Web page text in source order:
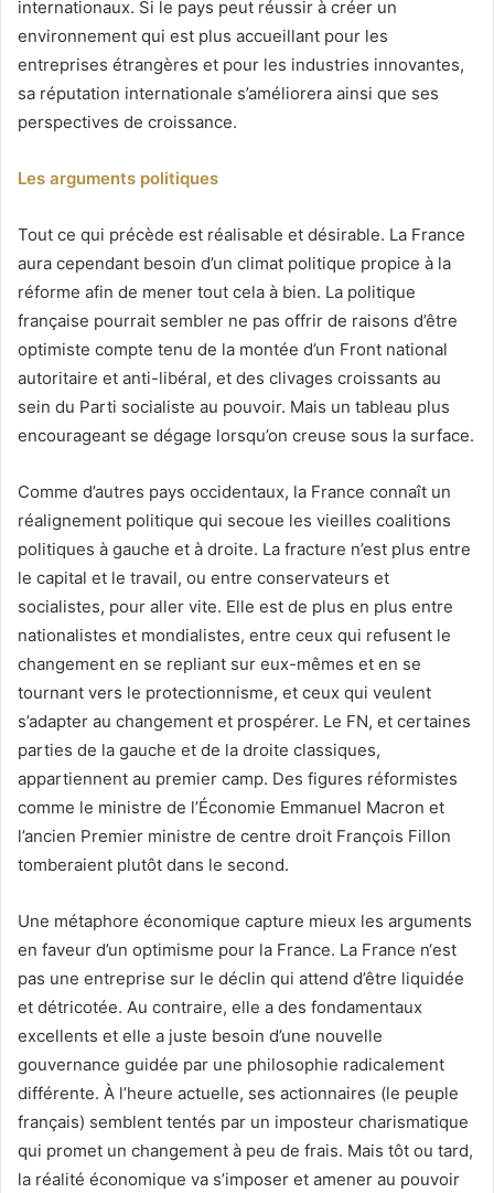
internationaux. Si le pays peut réussir à créer un
environnement qui est plus accueillant pour les
entreprises étrangères et pour les industries innovantes,
sa réputation internationale s’améliorera ainsi que ses
perspectives de croissance.
Les arguments politiques
Tout ce qui précède est réalisable et désirable. La France
aura cependant besoin d’un climat politique propice à la
réforme afin de mener tout cela à bien. La politique
française pourrait sembler ne pas offrir de raisons d’être
optimiste compte tenu de la montée d’un Front national
autoritaire et anti-libéral, et des clivages croissants au
sein du Parti socialiste au pouvoir. Mais un tableau plus
encourageant se dégage lorsqu’on creuse sous la surface.
Comme d’autres pays occidentaux, la France connaît un
réalignement politique qui secoue les vieilles coalitions
politiques à gauche et à droite. La fracture n’est plus entre
le capital et le travail, ou entre conservateurs et
socialistes, pour aller vite. Elle est de plus en plus entre
nationalistes et mondialistes, entre ceux qui refusent le
changement en se repliant sur eux-mêmes et en se
tournant vers le protectionnisme, et ceux qui veulent
s’adapter au changement et prospérer. Le FN, et certaines
parties de la gauche et de la droite classiques,
appartiennent au premier camp. Des figures réformistes
comme le ministre de l’Économie Emmanuel Macron et
l’ancien Premier ministre de centre droit François Fillon
tomberaient plutôt dans le second.
Une métaphore économique capture mieux les arguments
en faveur d’un optimisme pour la France. La France n‘est
pas une entreprise sur le déclin qui attend d’être liquidée
et détricotée. Au contraire, elle a des fondamentaux
excellents et elle a juste besoin d’une nouvelle
gouvernance guidée par une philosophie radicalement
différente. À l’heure actuelle, ses actionnaires (le peuple
français) semblent tentés par un imposteur charismatique
qui promet un changement à peu de frais. Mais tôt ou tard,
la réalité économique va s’imposer et amener au pouvoir